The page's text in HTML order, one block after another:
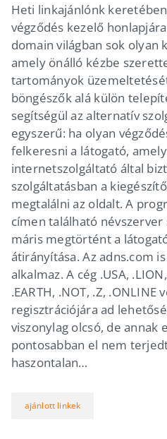
Heti linkajánlónk
végződés kezelő
domain világban sok olyan
amely önálló kézbe
tartományok
böngészők alá külön
segítségül az alternatív
egyszerű: ha olyan
felkeresni a látogató,
internetszolgáltató által
szolgáltatásban a
megtalálni az oldalt. A
címen található
máris megtörtént a
átirányítása. Az adns.com
alkalmaz. A cég .USA,
.EARTH, .NOT, .Z, .ONLINE
regisztrációjára ad
viszonylag olcsó, de annak
pontosabban el nem
haszontalan…
ajánlott linkek